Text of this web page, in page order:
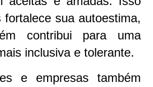
fortalece sua autoestima,
contribui para uma
inclusiva e tolerante.
e empresas também